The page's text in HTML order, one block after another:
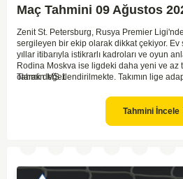
Maç Tahmini 09 Ağustos
Zenit St. Petersburg, Rusya Premier
sergileyen bir ekip olarak dikkat çekiyor. Ev
yıllar itibarıyla istikrarlı kadroları ve oyun
Rodina Moskva ise ligdeki daha yeni ve az
olarak değerlendirilmekte. Takımın lige
Zenit'in ev sahibi avantajı ve daha tecrübeli
alındığında, maçın genel seyri Zenit'in
birlikte, Zenit'in net bir galibiyete ulaşması
Tahmin MS 1
Tahmini İncele